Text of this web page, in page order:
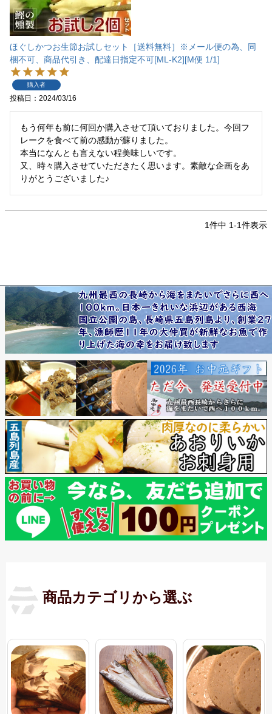
ほぐしかつお生節お試しセット［送料無料］※メール便の為、同
梱不可、商品代引き、配達日指定不可[ML-K2][M便 1/1]
購入者
投稿日 2024/03/16
もう何年も前に何回か購入させて頂いておりました。今回フ
レークを食べて前の感動が蘇りました。
本当になんとも言えない程美味しいです。
又、時々購入させていただきたく思います。素敵な企画をあ
りがとうございました♪
1件中 1-1件表示
商品カテゴリから選ぶ